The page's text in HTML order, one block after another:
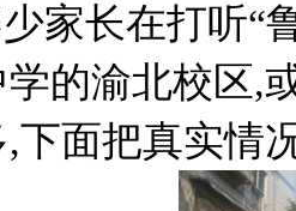
长在打听“鲁
的渝北校区,
下面把真实情